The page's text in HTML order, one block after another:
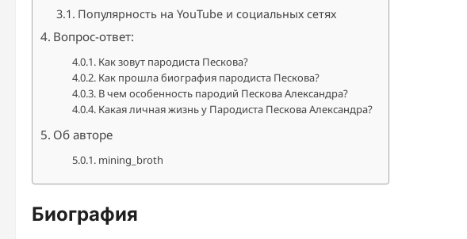
Популярность на YouTube и социальных сетях
Вопрос-ответ:
Как зовут пародиста Пескова?
Как прошла биография пародиста Пескова?
В чем особенность пародий Пескова Александра?
Какая личная жизнь у Пародиста Пескова Александра?
Об авторе
mining_broth
Биография